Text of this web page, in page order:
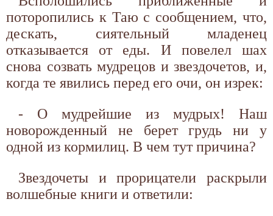
поторопились к Таю с сообщением, что,
дескать, сиятельный младенец
отказывается от еды. И повелел шах
снова созвать мудрецов и звездочетов, и,
когда те явились перед его очи, он изрек:
- О мудрейшие из мудрых! Наш
новорожденный не берет грудь ни у
одной из кормилиц. В чем тут причина?
Звездочеты и прорицатели раскрыли
волшебные книги и ответили: